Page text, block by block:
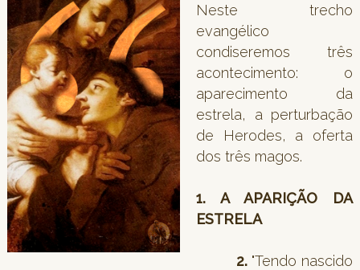
Neste trecho
evangélico
condiseremos três
acontecimento: o
aparecimento da
estrela, a perturbação
de Herodes, a oferta
dos três magos.
1. A APARIÇÃO DA
ESTRELA
2. "Tendo nascido